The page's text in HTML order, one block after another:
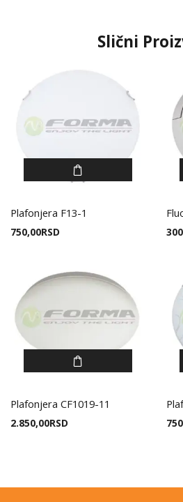
Slični
Plafonjera F13-1
750,00RSD
Plafonjera CF1019-11
2.850,00RSD